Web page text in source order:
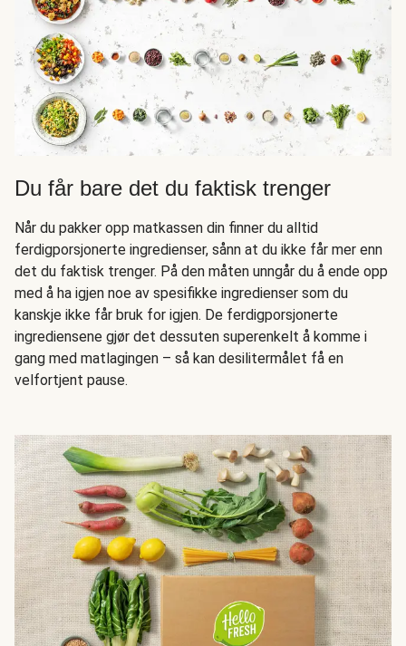
Du får bare det du faktisk trenger
Når du pakker opp matkassen din finner du alltid
ferdigporsjonerte ingredienser, sånn at du ikke får mer enn
det du faktisk trenger. På den måten unngår du å ende opp
med å ha igjen noe av spesifikke ingredienser som du
kanskje ikke får bruk for igjen. De ferdigporsjonerte
ingrediensene gjør det dessuten superenkelt å komme i
gang med matlagingen – så kan desilitermålet få en
velfortjent pause.